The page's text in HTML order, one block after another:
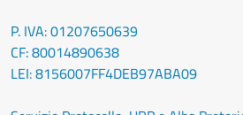
P. IVA: 01207650639
CF: 80014890638
LEI: 8156007FF4DEB97ABA09